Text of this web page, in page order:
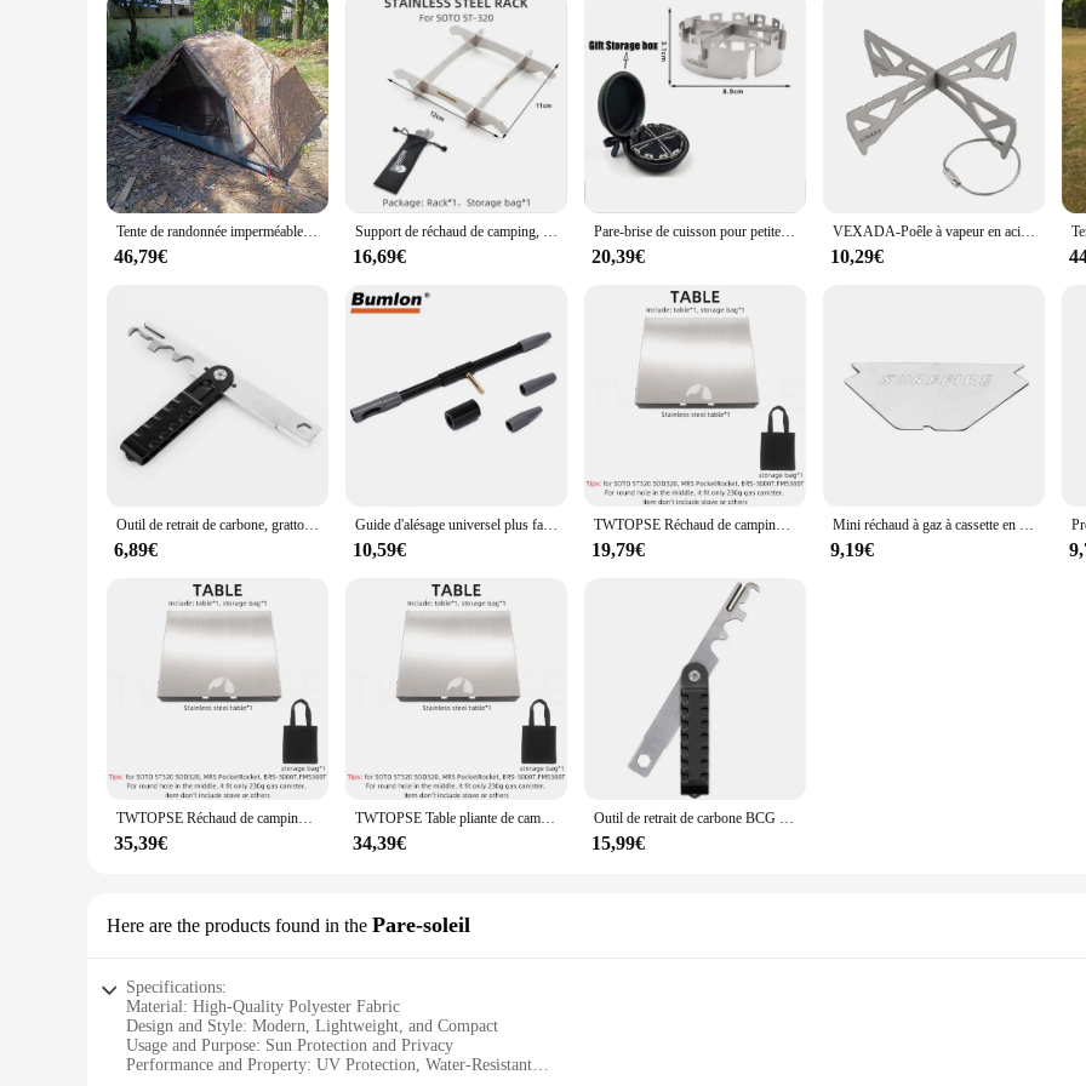
Recognizing the importance of bulk purchases, the msr tente sensor is available for wholesale and vendor discounts. This makes it an
automotive or industrial equipment. The sensor's design and functionality make it a go-to choice for professionals and enthusiasts alike.
the msr tente Exhaust Gas Temperature Sensor is an excellent addition to your inventory, ensuring that you can meet the demands of your
Tente de randonnée imperméable, poteau en aluminium d'aviation haut de gamme, double couche, 2 personnes, tente MSR TXZ-015, livrée avec une empreinte de pas
46,79€
Support de réchaud de camping, pare-vent pour SOTO ST320, table pliante ultralégère en acier inoxydable titane pour petite fusée MSR
16,69€
Pare-brise de cuisson pour petite cuisinière à gaz à trois mâchoires, accessoires de cuisinière d'extérieur pour MSR, Green Patricia Starfire, Rocket
20,39€
VEXADA-Poêle à vapeur en acier inoxydable et titane T1, système de réacteur MSR à flux croisé portable
10,29€
Outil de retrait de carbone, grattoir pour AR15 BCG .308 ou 7.62/M16 MSR .223 ou 5.56, livres d'entretien pour 2,2 Electrolux et goupille de tir glute
6,89€
Guide d'alésage universel plus facile et plus sûr pistolet propre brosse armée accessoires conçus pour MSR/AR Style fusil nouvelle Rl37-0100
10,59€
TWTOPSE Réchaud de camping Table pliante pour SOTO SOD320 BRS-3000T MSR Pocket Rocket FMS-300T Réchaud intégré Fit 230g Fuel Gas Cani
19,79€
Mini réchaud à gaz à cassette en acier inoxydable, table de camping pliante extérieure portable, isolation thermique, adapté pour SSain 320 et MSR PocketRocket
9,19€
TWTOPSE Réchaud de camping Table pliante Titane T1 pour SOTO ST320 SOD320 BRS-3000T MSR Pocket Rocket Fit 230g Fuel Gas Canister
35,39€
TWTOPSE Table pliante de camping pour BRS-3000T MSR Pocket Rocket SOTO ST320 SOD320 Cuisinière en acier inoxydable pèse environ 380g
34,39€
Outil de retrait de carbone BCG MSR Grattoir Livres Kit Boulon Electrolux Groupe pour la chasse AR-15 figuré M16 .223/5.56 décent bre Pistolet Accessoires
15,99€
Here are the products found in the Pare-soleil
Specifications:
Material: High-Quality Polyester Fabric
Design and Style: Modern, Lightweight, and Compact
Usage and Purpose: Sun Protection and Privacy
Performance and Property: UV Protection, Water-Resistant